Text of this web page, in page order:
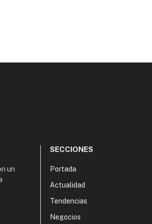
un
SECCIONES
Portada
Actualidad
Tendencias
Negocios